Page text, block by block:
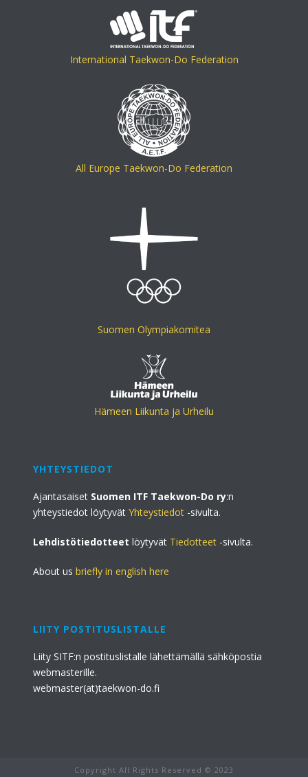
International Taekwon-Do Federation
All Europe Taekwon-Do Federation
Suomen Olympiakomitea
Hämeen Liikunta ja Urheilu
YHTEYSTIEDOT
Ajantasaiset Suomen ITF Taekwon-Do ry:n
yhteystiedot löytyvätYhteystiedot -sivulta.
Lehdistötiedotteet löytyvät Tiedotteet -sivulta.
About usbriefly in english here
LIITY POSTITUSLISTALLE
Liity SITF:n postituslistalle lähettämällä sähköpostia
webmasterille.
webmaster(at)taekwon-do.fi
Copyright All Rights Reserved © 2023